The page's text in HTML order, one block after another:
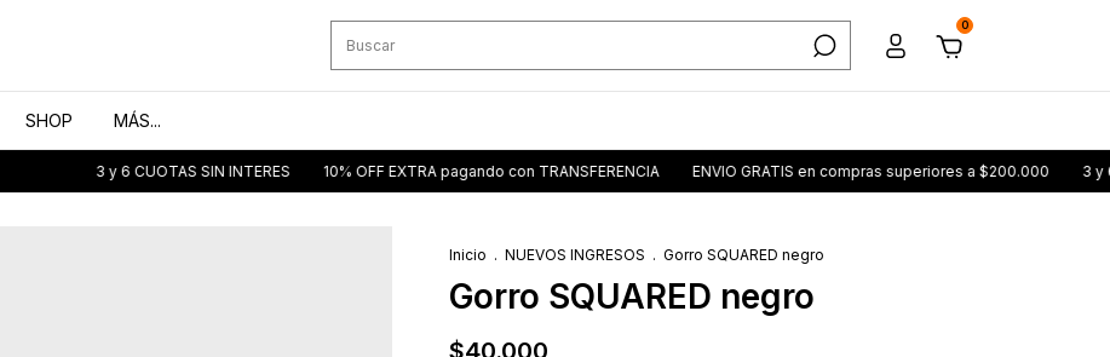
0
SHOP MÁS...
3 y 6 CUOTAS SIN INTERES 10% OFF EXTRA pagando con TRANSFERENCIA ENVIO GRATIS en compras superiores a $200.000 3 y 6
Inicio . NUEVOS INGRESOS . Gorro SQUARED negro
Gorro SQUARED negro
$40.000